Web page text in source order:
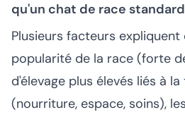
qu'un chat de race
Plusieurs facteurs expliquent
popularité de la race (forte
d'élevage plus élevés liés à
(nourriture, espace, soins),